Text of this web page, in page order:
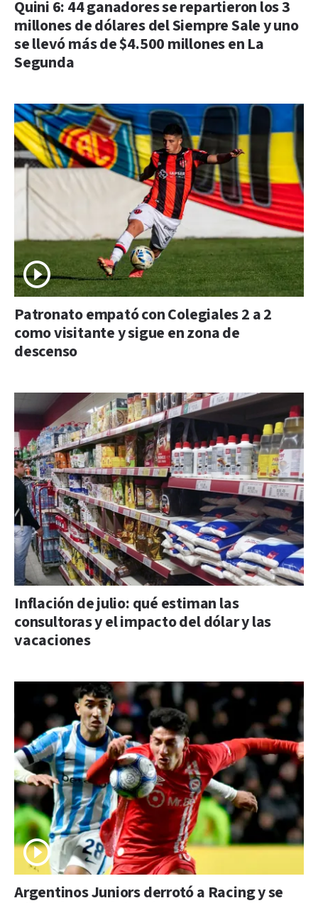
Quini 6: 44 ganadores se repartieron los 3
millones de dólares del Siempre Sale y uno
se llevó más de $4.500 millones en La
Segunda
Patronato empató con Colegiales 2 a 2
como visitante y sigue en zona de
descenso
Inflación de julio: qué estiman las
consultoras y el impacto del dólar y las
vacaciones
Argentinos Juniors derrotó a Racing y se